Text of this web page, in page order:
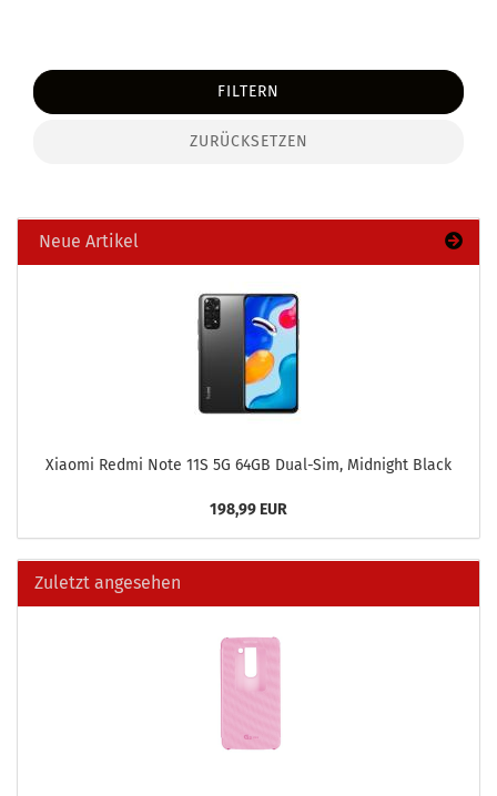
FILTERN
ZURÜCKSETZEN
Neue Artikel
Xiao­mi Redmi Note 11S 5G 64GB Dual-​Sim, Mid­night Black
198,99 EUR
Zuletzt angesehen